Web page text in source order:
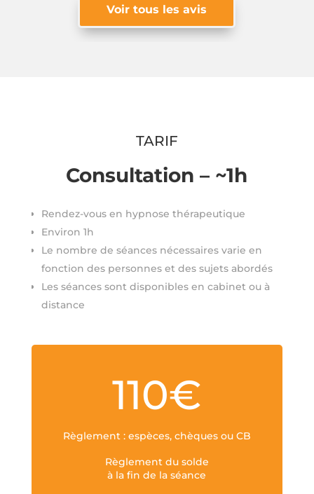
Voir tous les avis
TARIF
Consultation – ~1h
Rendez-vous en hypnose thérapeutique
Environ 1h
Le nombre de séances nécessaires varie en
fonction des personnes et des sujets abordés
Les séances sont disponibles en cabinet ou à
distance
110€
Règlement : espèces, chèques ou CB
Règlement du solde
à la fin de la séance